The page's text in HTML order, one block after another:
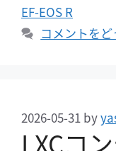
EF-EOS R
コメントをど
LXCコ
2026-05-31 by